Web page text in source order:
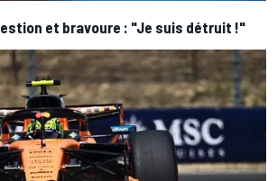
et bravoure : "Je suis détruit !"